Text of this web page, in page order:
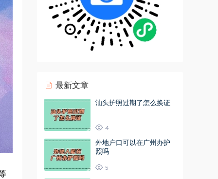
最新文章
汕头护照过期了怎么换证
4
外地户口可以在广州办护
照吗
5